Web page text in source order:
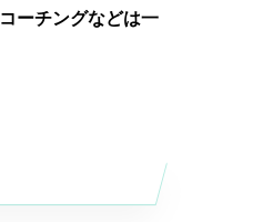
コーチングなどは一